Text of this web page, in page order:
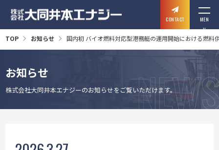
MEN
U
CONTACT
TOP お知らせ 国内初 バイオ燃料対応型港務艇の運用開始における燃料
お知らせ
株式会社大同井本エナジーのお知らせをご覧いただけます。